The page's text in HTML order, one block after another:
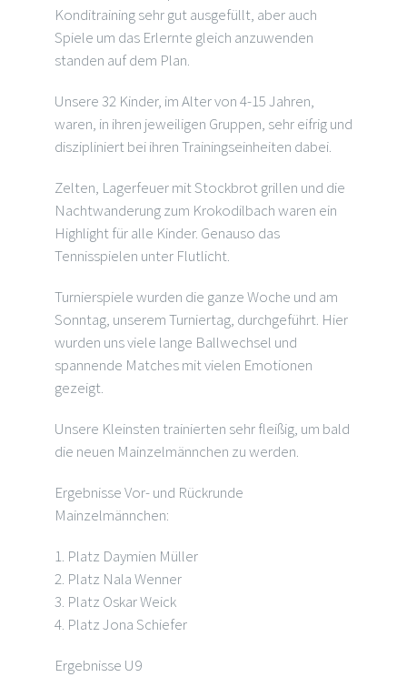
Konditraining sehr gut ausgefüllt, aber auch
Spiele um das Erlernte gleich anzuwenden
standen auf dem Plan.
Unsere 32 Kinder, im Alter von 4-15 Jahren,
waren, in ihren jeweiligen Gruppen, sehr eifrig und
diszipliniert bei ihren Trainingseinheiten dabei.
Zelten, Lagerfeuer mit Stockbrot grillen und die
Nachtwanderung zum Krokodilbach waren ein
Highlight für alle Kinder. Genauso das
Tennisspielen unter Flutlicht.
Turnierspiele wurden die ganze Woche und am
Sonntag, unserem Turniertag, durchgeführt. Hier
wurden uns viele lange Ballwechsel und
spannende Matches mit vielen Emotionen
gezeigt.
Unsere Kleinsten trainierten sehr fleißig, um bald
die neuen Mainzelmännchen zu werden.
Ergebnisse Vor- und Rückrunde
Mainzelmännchen:
1. Platz Daymien Müller
2. Platz Nala Wenner
3. Platz Oskar Weick
4. Platz Jona Schiefer
Ergebnisse U9